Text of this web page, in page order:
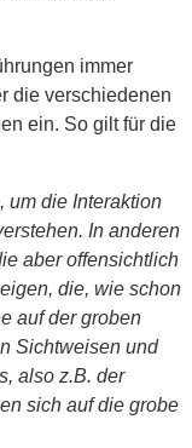
immer
die verschiedenen
ein. So gilt für die
um die Interaktion
In anderen
aber offensichtlich
die, wie schon
auf der groben
Sichtweisen und
also z.B. der
sich auf die grobe